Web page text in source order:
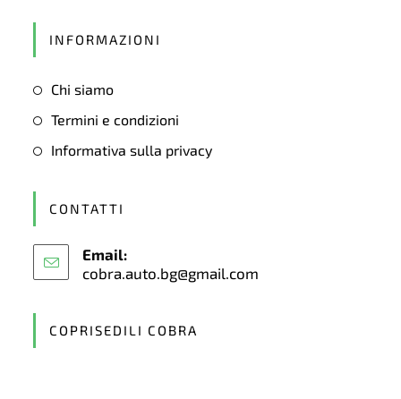
tab
INFORMAZIONI
Chi siamo
Termini e condizioni
Informativa sulla privacy
CONTATTI
Email:
cobra.auto.bg@gmail.com
COPRISEDILI COBRA